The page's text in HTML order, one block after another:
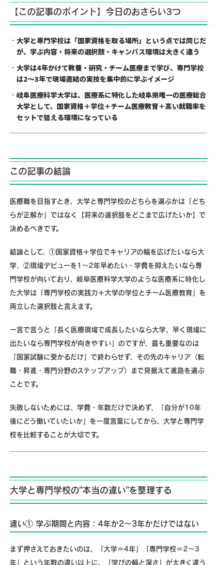
【この記事のポイント】今日のおさらい3つ
大学と専門学校は「国家資格を取る場所」という点では同じだ
が、学ぶ内容・将来の選択肢・キャンパス環境は大きく違う
大学は4年かけて教養・研究・チーム医療まで学び、専門学校
は2～3年で現場直結の実技を集中的に学ぶイメージ
岐阜医療科学大学は、医療系に特化した岐阜県唯一の医療総合
大学として、国家資格＋学位＋チーム医療教育＋高い就職率を
セットで狙える環境になっている
この記事の結論
医療職を目指すとき、大学と専門学校のどちらを選ぶかは「どち
らが正解か」ではなく【将来の選択肢をどこまで広げたいか】で
決めるべきです。
結論として、①国家資格＋学位でキャリアの幅を広げたいなら大
学、②現場デビューを1～2年早めたい・学費を抑えたいなら専
門学校が向いており、岐阜医療科学大学のような医療系に特化し
た大学は「専門学校の実践力＋大学の学位とチーム医療教育」を
両立した選択肢と言えます。
一言で言うと「長く医療現場で成長したいなら大学、早く現場に
出たいなら専門学校が向きやすい」のですが、最も重要なのは
「国家試験に受かるだけ」で終わらせず、その先のキャリア（転
職・昇進・専門分野のステップアップ）まで見据えて進路を選ぶ
ことです。
失敗しないためには、学費・年数だけで決めず、「自分が10年
後にどう働いていたいか」を一度言葉にしてから、大学と専門学
校を比較することが大切です。
大学と専門学校の”本当の違い”を整理する
違い① 学ぶ期間と内容：4年か2～3年かだけではない
まず押さえておきたいのは、「大学＝4年」「専門学校＝2～3
年」という年数の違い以上に、「学びの幅と深さ」が大きく違う